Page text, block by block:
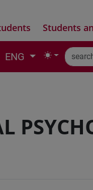
Students
ENG